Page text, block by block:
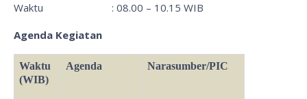
Waktu : 08.00 – 10.15 WIB
Agenda Kegiatan
Waktu
(WIB)
Agenda Narasumber/PIC